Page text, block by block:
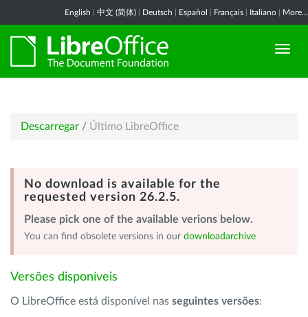
English 中文 (简体) Deutsch Español Français Italiano More...
Descarregar / Último LibreOffice
No download is available for the
requested version 26.2.5.
Please pick one of the available verions below.
You can find obsolete versions in our downloadarchive
Versões disponíveis
O LibreOffice está disponível nas seguintes versões: